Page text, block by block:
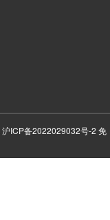
沪ICP备2022029032号-2 免